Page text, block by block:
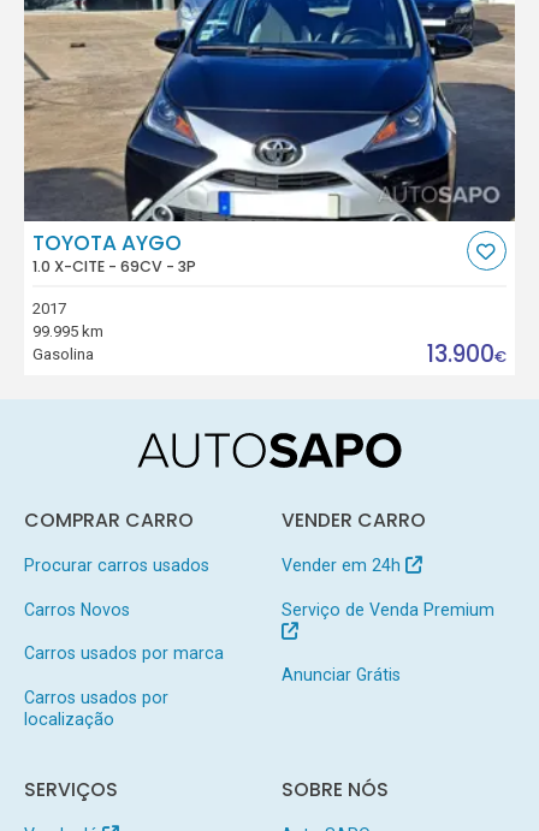
TOYOTA AYGO
1.0 X-CITE - 69CV - 3P
2017
99.995 km
Gasolina
13.900€
COMPRAR CARRO
Procurar carros usados
Carros Novos
Carros usados por marca
Carros usados por
localização
VENDER CARRO
Vender em 24h
Serviço de Venda Premium
Anunciar Grátis
SERVIÇOS SOBRE NÓS